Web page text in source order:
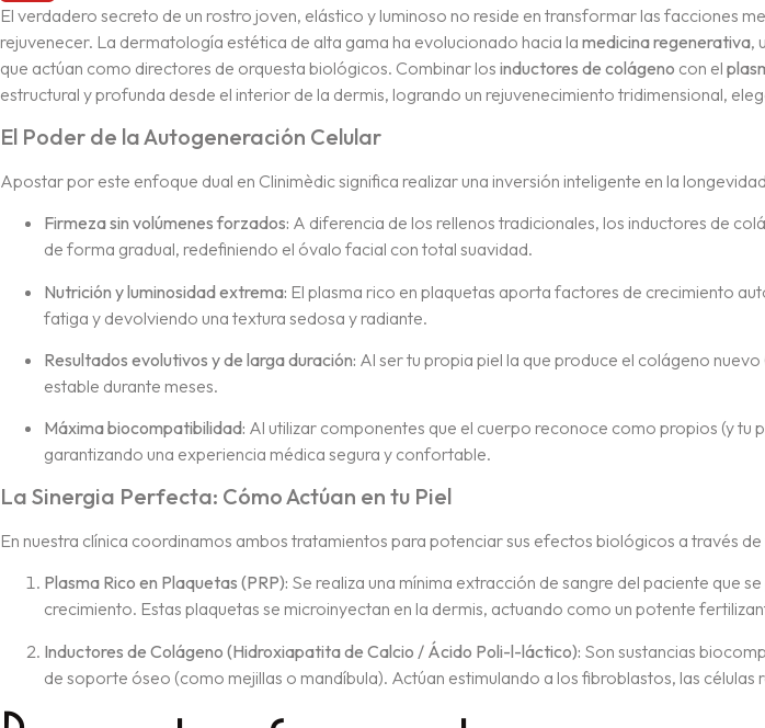
El verdadero secreto de un rostro joven, elástico y luminoso no reside en transformar las facciones
rejuvenecer. La dermatología estética de alta gama ha evolucionado hacia la medicina regenerativa,
que actúan como directores de orquesta biológicos. Combinar los inductores de colágeno con el
estructural y profunda desde el interior de la dermis, logrando un rejuvenecimiento tridimensional,
El Poder de la Autogeneración Celular
Apostar por este enfoque dual en Clinimèdic significa realizar una inversión inteligente en la
Firmeza sin volúmenes forzados: A diferencia de los rellenos tradicionales, los inductores de
de forma gradual, redefiniendo el óvalo facial con total suavidad.
Nutrición y luminosidad extrema: El plasma rico en plaquetas aporta factores de crecimiento
fatiga y devolviendo una textura sedosa y radiante.
Resultados evolutivos y de larga duración: Al ser tu propia piel la que produce el colágeno
estable durante meses.
Máxima biocompatibilidad: Al utilizar componentes que el cuerpo reconoce como propios (y tu
garantizando una experiencia médica segura y confortable.
La Sinergia Perfecta: Cómo Actúan en tu Piel
En nuestra clínica coordinamos ambos tratamientos para potenciar sus efectos biológicos a través
Plasma Rico en Plaquetas (PRP): Se realiza una mínima extracción de sangre del paciente que
crecimiento. Estas plaquetas se microinyectan en la dermis, actuando como un potente
Inductores de Colágeno (Hidroxiapatita de Calcio / Ácido Poli-l-láctico): Son sustancias
de soporte óseo (como mejillas o mandíbula). Actúan estimulando a los fibroblastos, las